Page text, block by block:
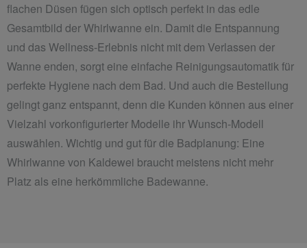
flachen Düsen fügen sich optisch perfekt in das edle
Gesamtbild der Whirlwanne ein. Damit die Entspannung
und das Wellness-Erlebnis nicht mit dem Verlassen der
Wanne enden, sorgt eine einfache Reinigungsautomatik für
perfekte Hygiene nach dem Bad. Und auch die Bestellung
gelingt ganz entspannt, denn die Kunden können aus einer
Vielzahl vorkonfigurierter Modelle ihr Wunsch-Modell
auswählen. Wichtig und gut für die Badplanung: Eine
Whirlwanne von Kaldewei braucht meistens nicht mehr
Platz als eine herkömmliche Badewanne.